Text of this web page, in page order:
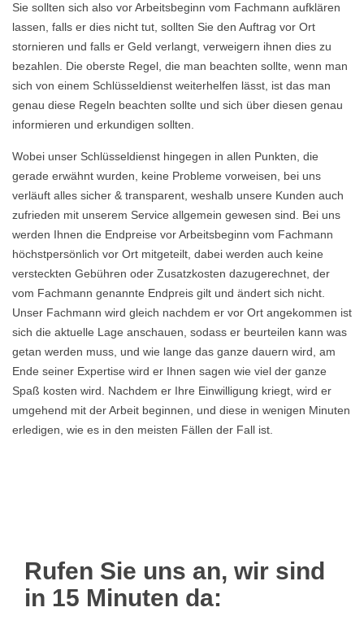
Sie sollten sich also vor Arbeitsbeginn vom Fachmann aufklären
lassen, falls er dies nicht tut, sollten Sie den Auftrag vor Ort
stornieren und falls er Geld verlangt, verweigern ihnen dies zu
bezahlen. Die oberste Regel, die man beachten sollte, wenn man
sich von einem Schlüsseldienst weiterhelfen lässt, ist das man
genau diese Regeln beachten sollte und sich über diesen genau
informieren und erkundigen sollten.
Wobei unser Schlüsseldienst hingegen in allen Punkten, die
gerade erwähnt wurden, keine Probleme vorweisen, bei uns
verläuft alles sicher & transparent, weshalb unsere Kunden auch
zufrieden mit unserem Service allgemein gewesen sind. Bei uns
werden Ihnen die Endpreise vor Arbeitsbeginn vom Fachmann
höchstpersönlich vor Ort mitgeteilt, dabei werden auch keine
versteckten Gebühren oder Zusatzkosten dazugerechnet, der
vom Fachmann genannte Endpreis gilt und ändert sich nicht.
Unser Fachmann wird gleich nachdem er vor Ort angekommen ist
sich die aktuelle Lage anschauen, sodass er beurteilen kann was
getan werden muss, und wie lange das ganze dauern wird, am
Ende seiner Expertise wird er Ihnen sagen wie viel der ganze
Spaß kosten wird. Nachdem er Ihre Einwilligung kriegt, wird er
umgehend mit der Arbeit beginnen, und diese in wenigen Minuten
erledigen, wie es in den meisten Fällen der Fall ist.
Rufen Sie uns an, wir sind
in 15 Minuten da: